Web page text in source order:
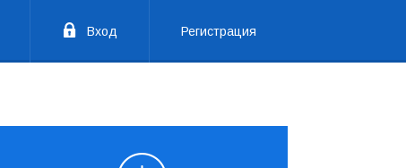
Вход Регистрация